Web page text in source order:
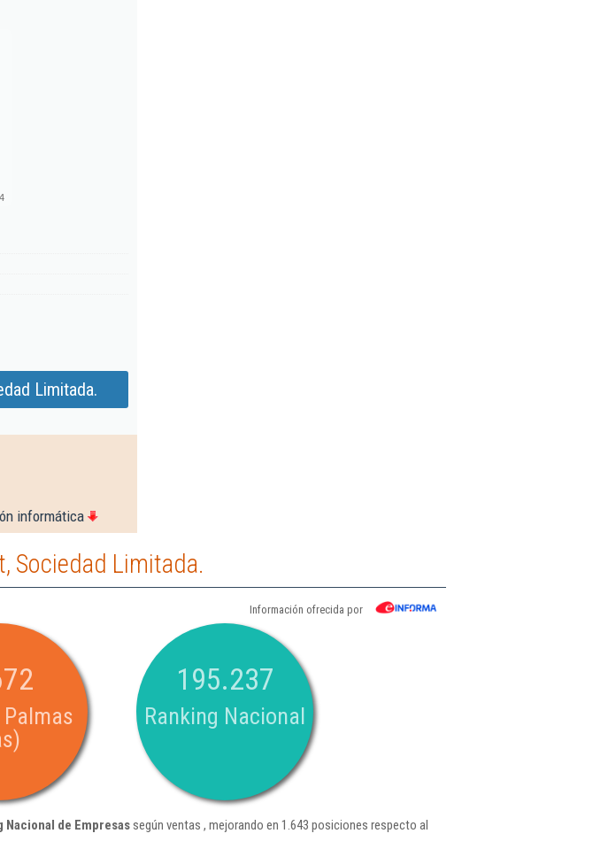
Limitada.
informática
Sociedad Limitada.
Información ofrecida por
195.237
Ranking Nacional
Nacional de Empresassegún ventas , mejorando en 1.643 posiciones respecto al